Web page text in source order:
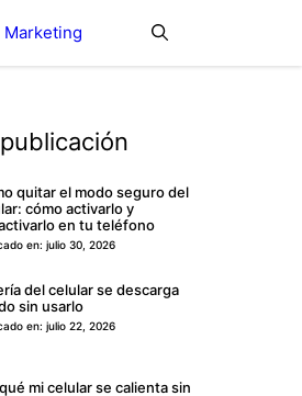
Marketing
quitar el modo seguro del
cómo activarlo y
en tu teléfono
en: julio 30, 2026
del celular se descarga
sin usarlo
en: julio 22, 2026
mi celular se calienta sin